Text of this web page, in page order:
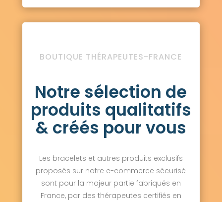
BOUTIQUE THÉRAPEUTES-FRANCE
Notre sélection de
produits qualitatifs
& créés pour vous
Les bracelets et autres produits exclusifs
proposés sur notre e-commerce sécurisé
sont pour la majeur partie fabriqués en
France, par des thérapeutes certifiés en